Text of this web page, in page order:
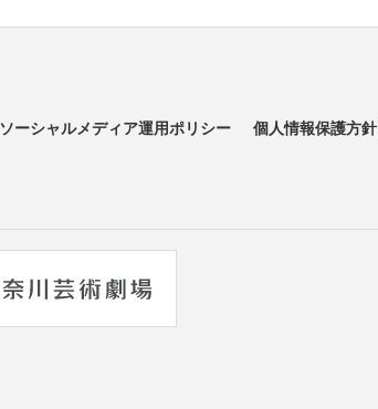
ソーシャルメディア運用ポリシー 個人情報保護方針